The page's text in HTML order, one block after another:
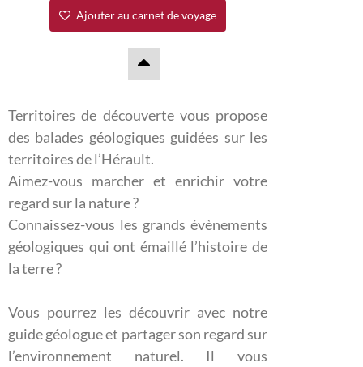
Ajouter au carnet de voyage
Territoires de découverte vous propose
des balades géologiques guidées sur les
territoires de l’Hérault.
Aimez-vous marcher et enrichir votre
regard sur la nature ?
Connaissez-vous les grands évènements
géologiques qui ont émaillé l’histoire de
la terre ?
Vous pourrez les découvrir avec notre
guide géologue et partager son regard sur
l’environnement naturel. Il vous